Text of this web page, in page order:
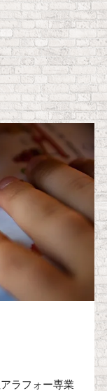
ラフォー専業